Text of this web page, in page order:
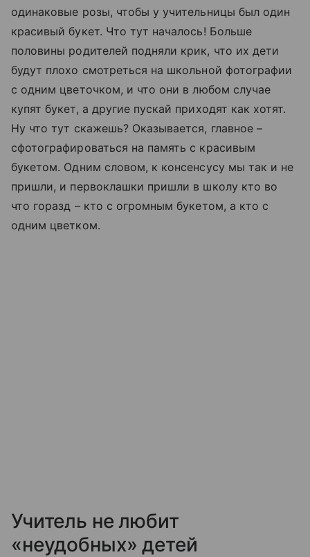
одинаковые розы, чтобы у учительницы был один
красивый букет. Что тут началось! Больше
половины родителей подняли крик, что их дети
будут плохо смотреться на школьной фотографии
с одним цветочком, и что они в любом случае
купят букет, а другие пускай приходят как хотят.
Ну что тут скажешь? Оказывается, главное –
сфотографироваться на память с красивым
букетом. Одним словом, к консенсусу мы так и не
пришли, и первоклашки пришли в школу кто во
что горазд – кто с огромным букетом, а кто с
одним цветком.
Учитель не любит
«неудобных» детей